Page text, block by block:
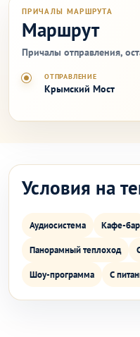
ПРИЧАЛЫ МАРШРУТА
Маршрут
Причалы отправления,
ОТПРАВЛЕНИЕ
Крымский Мост
Условия на
Аудиосистема Кафе-бар
Панорамный теплоход
Шоу-программа С